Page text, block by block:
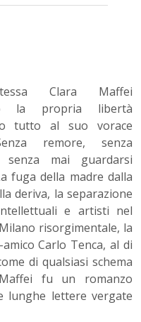
Clara Maffei
la propria libertà
tutto al suo vorace
remore, senza
senza mai guardarsi
fuga della madre dalla
deriva, la separazione
e artisti nel
risorgimentale, la
Carlo Tenca, al di
di qualsiasi schema
fu un romanzo
lunghe lettere vergate